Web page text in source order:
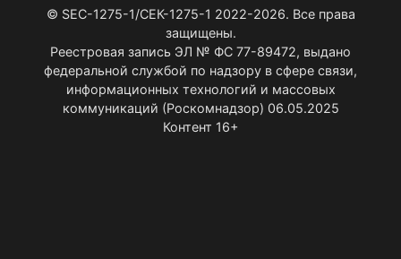
© SEC-1275-1/СЕК-1275-1 2022-2026. Все права
защищены.
Реестровая запись ЭЛ № ФС 77-89472, выдано
федеральной службой по надзору в сфере связи,
информационных технологий и массовых
коммуникаций (Роскомнадзор) 06.05.2025
Контент 16+